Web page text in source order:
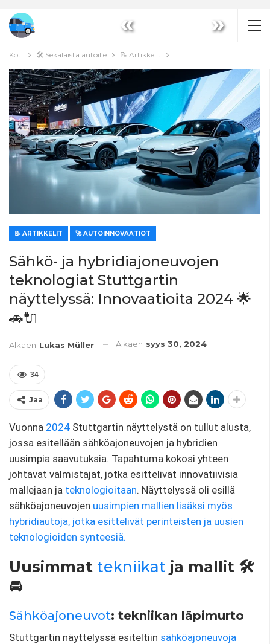
« »
Koti 🛠️ Sekalaista autoille 📝 Artikkelit
📝 ARTIKKELIT 🚀 AUTOINNOVAATIOT
Sähkö- ja hybridiajoneuvojen
teknologiat Stuttgartin
näyttelyssä: Innovaatioita 2024 🌟
🚗🔌
Alkaen Lukas Müller Alkaen syys 30, 2024
34
Jaa
Vuonna 2024 Stuttgartin näyttelystä on tullut alusta,
jossa esitellään sähköajoneuvojen ja hybridien
uusimpia saavutuksia. Tapahtuma kokosi yhteen
johtavat valmistajat, jotka esittelivät innovatiivisia
mallejaan ja teknologioitaan. Näyttelyssä oli esillä
sähköajoneuvojen uusimpien mallien lisäksi myös
hybridiautoja, jotka esittelivät perinteisten ja uusien
teknologioiden synteesiä.
Uusimmat tekniikat ja mallit 🛠️
🚘
Sähköajoneuvot: tekniikan läpimurto
Stuttgartin näyttelyssä esiteltiin sähköajoneuvoja